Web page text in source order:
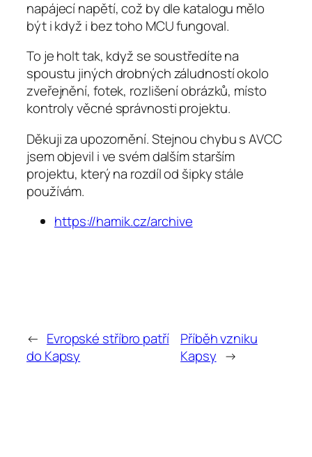
napájecí napětí, což by dle katalogu mělo
být i když i bez toho MCU fungoval.
To je holt tak, když se soustředíte na
spoustu jiných drobných záludností okolo
zveřejnění, fotek, rozlišení obrázků, místo
kontroly věcné správnosti projektu.
Děkuji za upozornění. Stejnou chybu s AVCC
jsem objevil i ve svém dalším starším
projektu, který na rozdíl od šipky stále
používám.
https://hamik.cz/archive
← Evropské stříbro patří
do Kapsy
Příběh vzniku
Kapsy →